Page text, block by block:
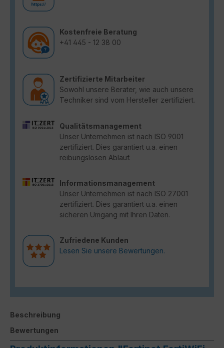
Kostenfreie Beratung
+41 445 - 12 38 00
Zertifizierte Mitarbeiter
Sowohl unsere Berater, wie auch unsere
Techniker sind vom Hersteller zertifiziert.
Qualitätsmanagement
Unser Unternehmen ist nach ISO 9001
zertifiziert. Dies garantiert u.a. einen
reibungslosen Ablauf.
Informationsmanagement
Unser Unternehmen ist nach ISO 27001
zertifiziert. Dies garantiert u.a. einen
sicheren Umgang mit Ihren Daten.
Zufriedene Kunden
Lesen Sie unsere Bewertungen.
Beschreibung
Bewertungen